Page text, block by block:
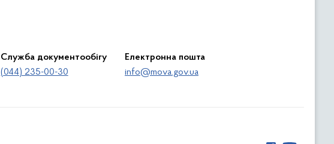
Служба документообігу
(044) 235-00-30
Електронна пошта
info@mova.gov.ua